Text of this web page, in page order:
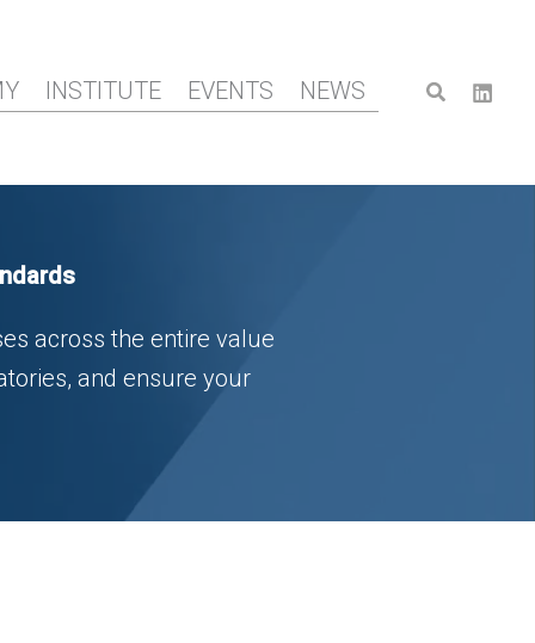
INSTITUTE EVENTS NEWS Search
across the entire value
and ensure your